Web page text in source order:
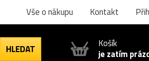
Vše o nákupu Kontakt
Košík
je zatím